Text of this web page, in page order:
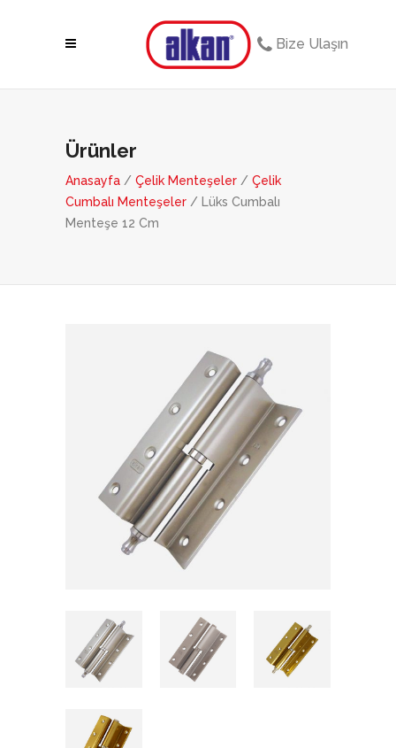
Bize Ulaşın
Ürünler
Anasayfa / Çelik Menteşeler / Çelik
Cumbalı Menteşeler / Lüks Cumbalı
Menteşe 12 Cm